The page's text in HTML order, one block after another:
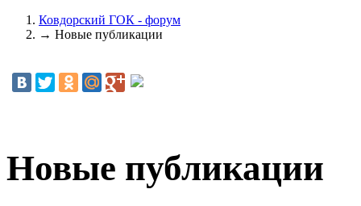
Ковдорский ГОК - форум
→ Новые публикации
Новые публикации